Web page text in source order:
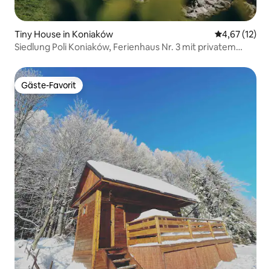
Tiny House in Koniaków
4,67 (12)
Siedlung Poli Koniaków, Ferienhaus Nr. 3 mit privatem
Gäste-Favorit
Gäste-Favorit